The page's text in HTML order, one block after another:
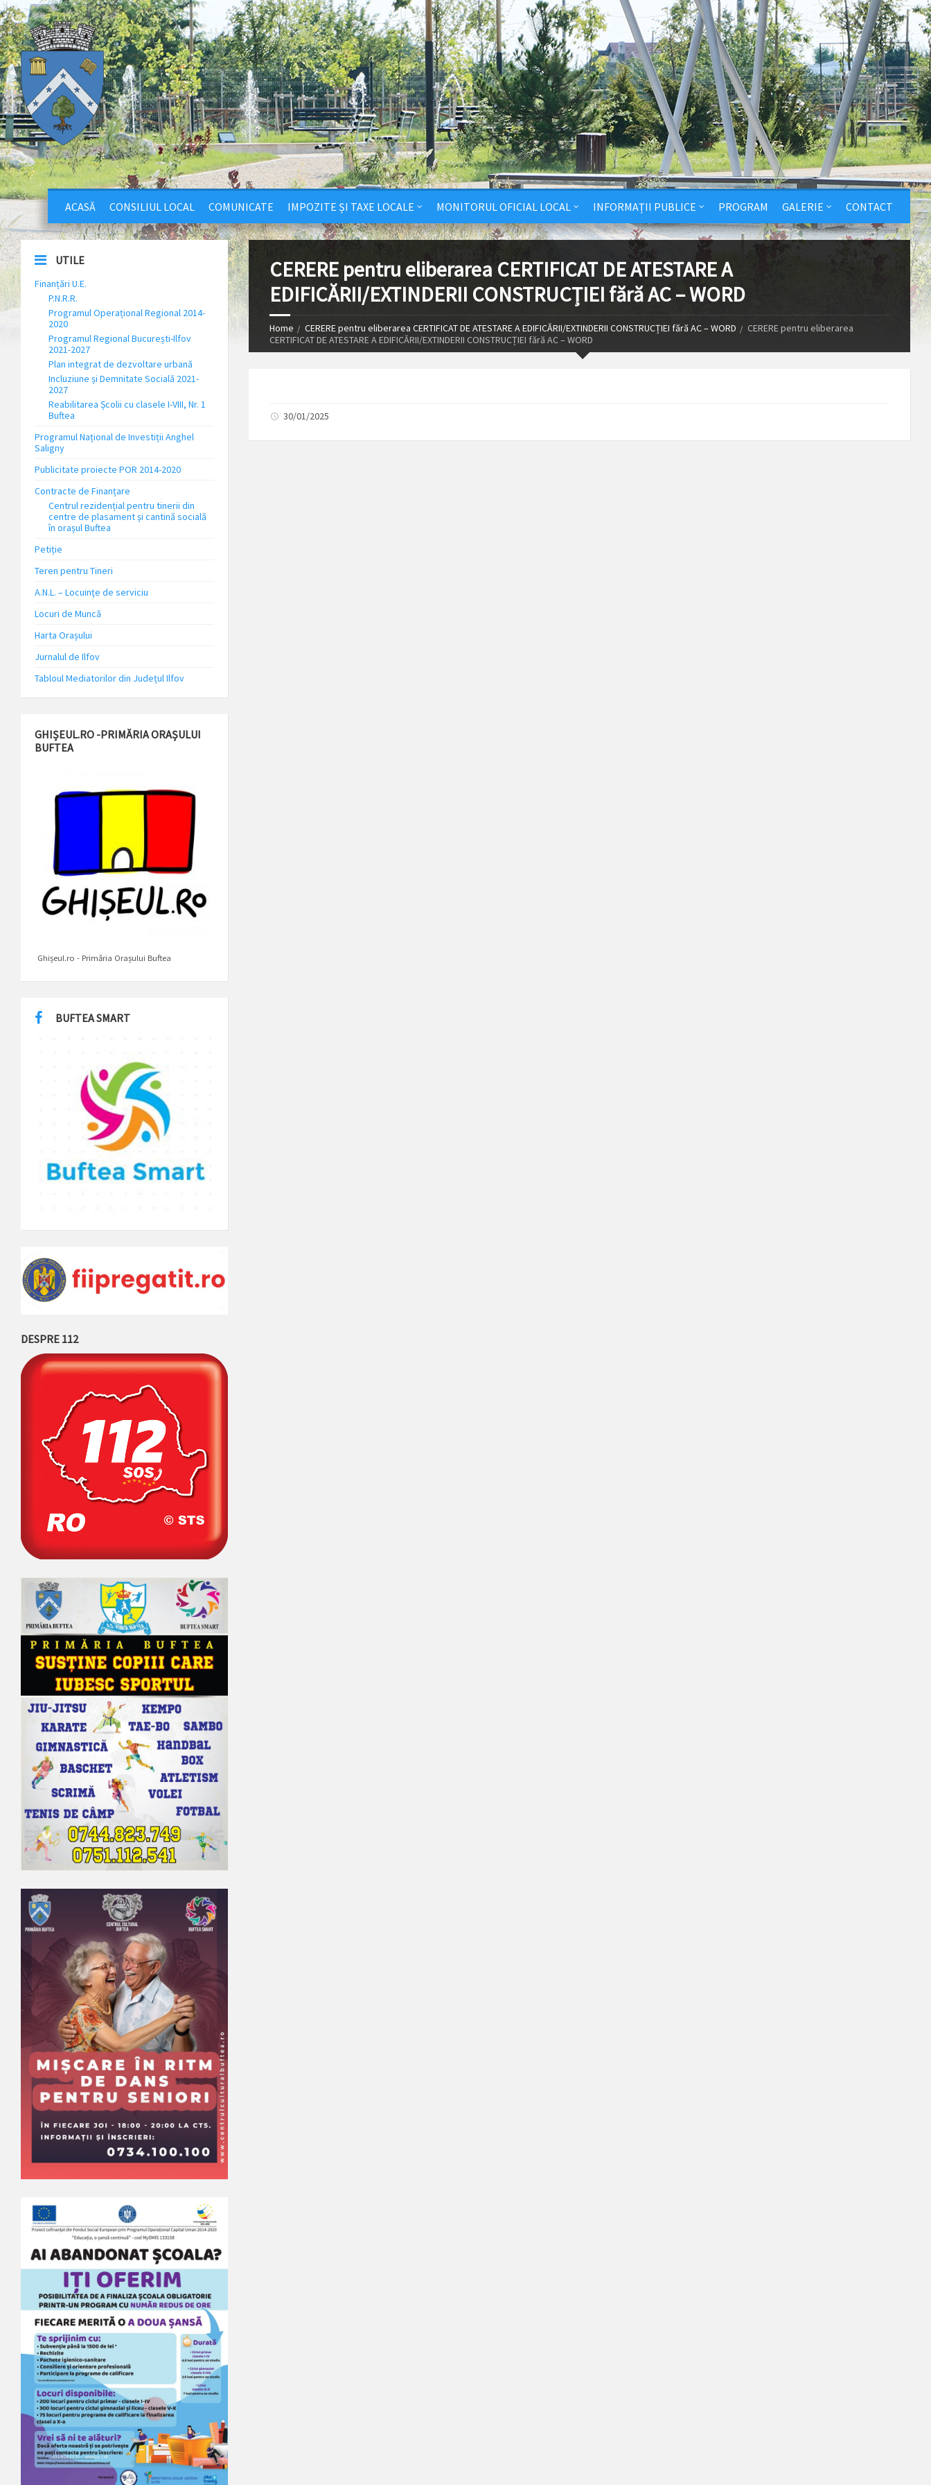
ACASĂ CONSILIUL LOCAL COMUNICATE IMPOZITE ȘI TAXE LOCALE MONITORUL OFICIAL LOCAL INFORMAȚII PUBLICE PROGRAM GALERIE CONTACT
CERERE pentru eliberarea CERTIFICAT DE ATESTARE A
EDIFICĂRII/EXTINDERII CONSTRUCȚIEI fără AC – WORD
Home CERERE pentru eliberarea CERTIFICAT DE ATESTARE A EDIFICĂRII/EXTINDERII CONSTRUCȚIEI fără AC – WORD
CERERE pentru eliberarea
CERTIFICAT DE ATESTARE A EDIFICĂRII/EXTINDERII CONSTRUCȚIEI fără AC – WORD
30/01/2025
UTILE
Finanțări U.E.
P.N.R.R.
Programul Operațional Regional 2014-
2020
Programul Regional București-Ilfov
2021-2027
Plan integrat de dezvoltare urbană
Incluziune și Demnitate Socială 2021-
2027
Reabilitarea Școlii cu clasele I-VIII, Nr. 1
Buftea
Programul Național de Investiții Anghel
Saligny
Publicitate proiecte POR 2014-2020
Contracte de Finanțare
Centrul rezidențial pentru tinerii din
centre de plasament și cantină socială
în orașul Buftea
Petiție
Teren pentru Tineri
A.N.L. – Locuinţe de serviciu
Locuri de Muncă
Harta Orașului
Jurnalul de Ilfov
Tabloul Mediatorilor din Județul Ilfov
GHIȘEUL.RO -PRIMĂRIA ORAȘULUI
BUFTEA
Ghișeul.ro - Primăria Orașului Buftea
BUFTEA SMART
DESPRE 112